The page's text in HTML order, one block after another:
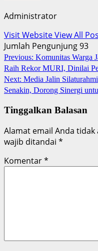
Administrator
Visit WebsiteView All
Jumlah Pengunjung93
Post
navigation
Previous: Komunitas Warga
Raih Rekor MURI, Dinilai
Next: Media Jalin
Senakin, Dorong Sinergi
Tinggalkan Balasan
Alamat email Anda
wajib ditandai *
Komentar*